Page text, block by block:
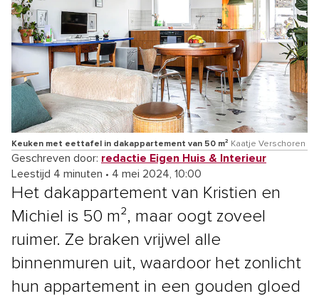
Keuken met eettafel in dakappartement van 50 m² Kaatje Verschoren
Geschreven door: redactie Eigen Huis & Interieur
Leestijd 4 minuten • 4 mei 2024, 10:00
Het dakappartement van Kristien en
Michiel is 50 m², maar oogt zoveel
ruimer. Ze braken vrijwel alle
binnenmuren uit, waardoor het zonlicht
hun appartement in een gouden gloed